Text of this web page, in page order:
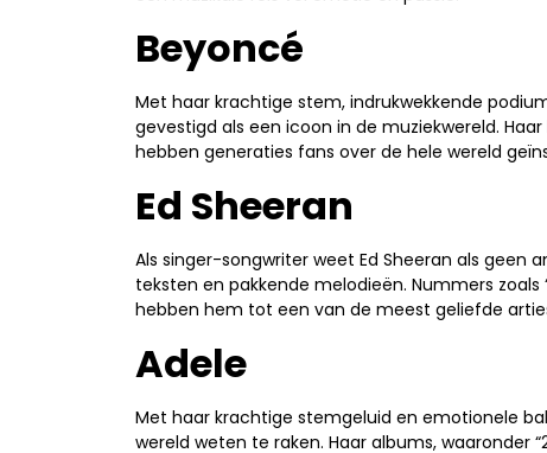
Beyoncé
Met haar krachtige stem, indrukwekkende
gevestigd als een icoon in de muziekwereld. Haar
hebben generaties fans over de hele wereld
Ed Sheeran
Als singer-songwriter weet Ed Sheeran als geen
teksten en pakkende melodieën. Nummers zoals
hebben hem tot een van de meest geliefde
Adele
Met haar krachtige stemgeluid en emotionele
wereld weten te raken. Haar albums, waaronder